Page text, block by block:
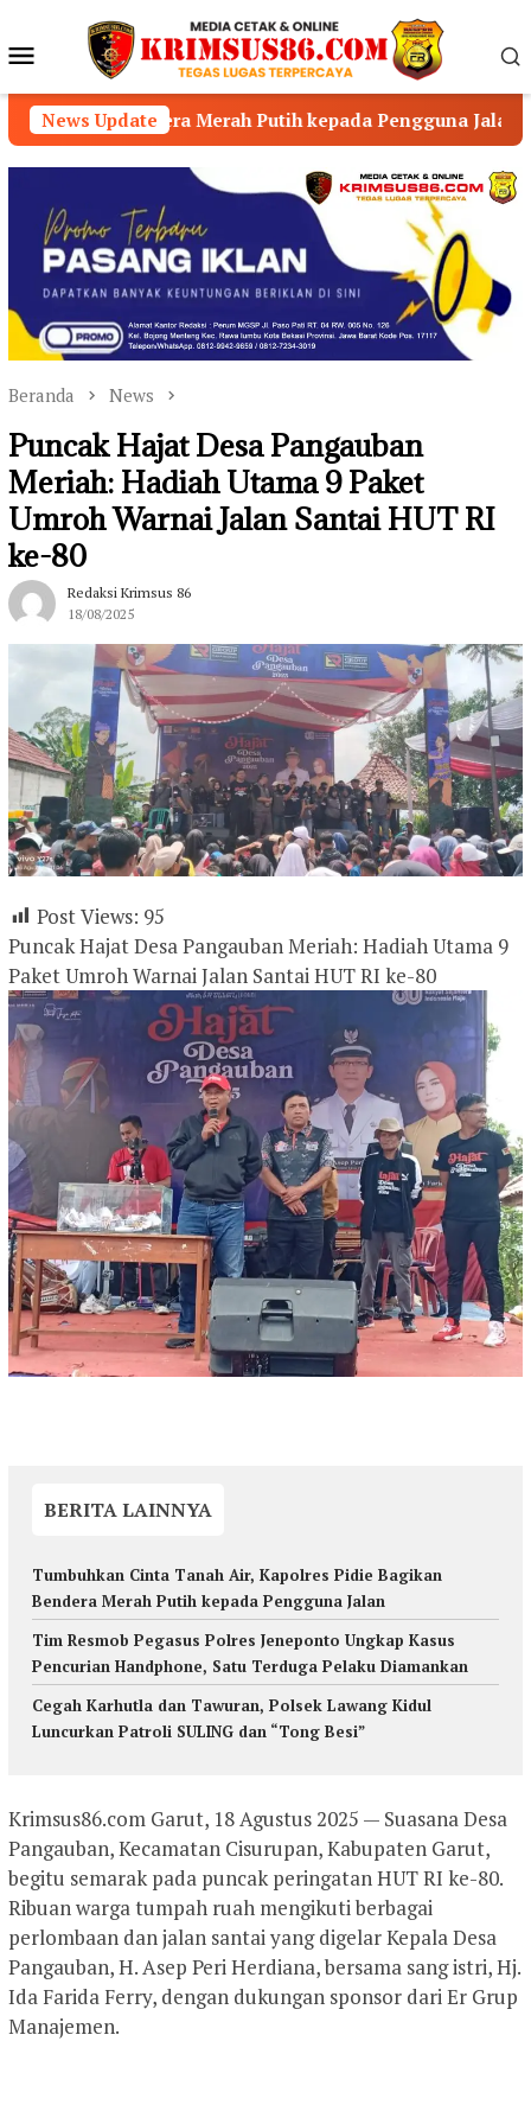
konten Menu
Mobile
News Update
Putih kepada Pengguna Jalan Tim Resmob
Beranda News
Puncak Hajat Desa Pangauban
Meriah: Hadiah Utama 9 Paket
Umroh Warnai Jalan Santai HUT RI
ke-80
Redaksi Krimsus 86
18/08/2025
Post Views: 95
Puncak Hajat Desa Pangauban Meriah: Hadiah Utama 9
Paket Umroh Warnai Jalan Santai HUT RI ke-80
BERITA LAINNYA
Tumbuhkan Cinta Tanah Air, Kapolres Pidie Bagikan
Bendera Merah Putih kepada Pengguna Jalan
Tim Resmob Pegasus Polres Jeneponto Ungkap Kasus
Pencurian Handphone, Satu Terduga Pelaku Diamankan
Cegah Karhutla dan Tawuran, Polsek Lawang Kidul
Luncurkan Patroli SULING dan “Tong Besi”
Krimsus86.com Garut, 18 Agustus 2025 — Suasana Desa
Pangauban, Kecamatan Cisurupan, Kabupaten Garut,
begitu semarak pada puncak peringatan HUT RI ke-80.
Ribuan warga tumpah ruah mengikuti berbagai
perlombaan dan jalan santai yang digelar Kepala Desa
Pangauban, H. Asep Peri Herdiana, bersama sang istri, Hj.
Ida Farida Ferry, dengan dukungan sponsor dari Er Grup
Manajemen.